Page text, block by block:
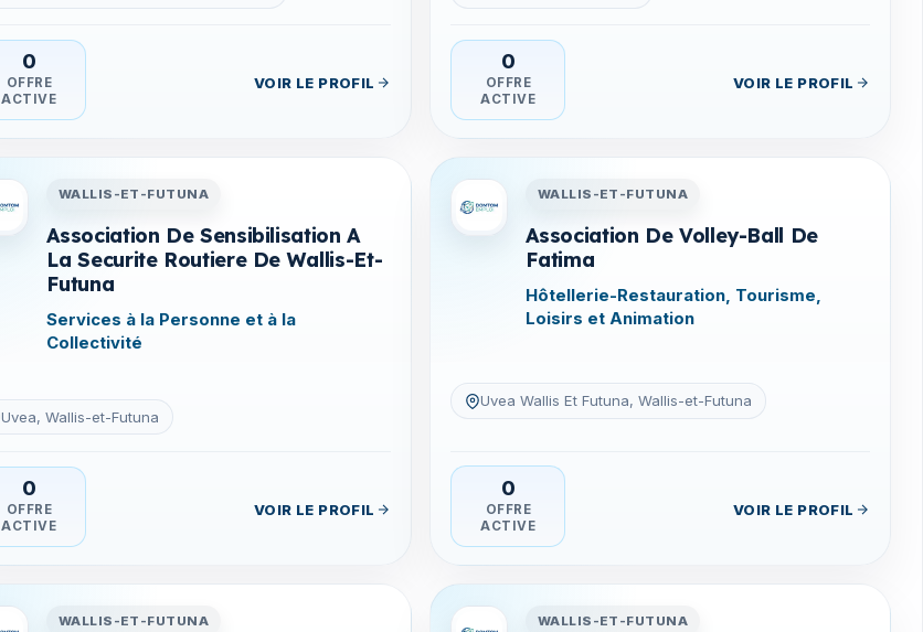
0
OFFRE
ACTIVE
VOIR LE PROFIL
0
OFFRE
ACTIVE
VOIR LE PROFIL
WALLIS-ET-FUTUNA
Association De Sensibilisation A
La Securite Routiere De Wallis-Et-
Futuna
Services à la Personne et à la
Collectivité
Uvea, Wallis-et-Futuna
0
OFFRE
ACTIVE
VOIR LE PROFIL
Entreprises en Wallis-et-Futuna
WALLIS-ET-FUTUNA
Association De Volley-Ball De
Fatima
Hôtellerie-Restauration, Tourisme,
Loisirs et Animation
Uvea Wallis Et Futuna, Wallis-et-Futuna
0
OFFRE
ACTIVE
VOIR LE PROFIL
WALLIS-ET-FUTUNA
Entreprises en Wallis-et-Futuna
WALLIS-ET-FUTUNA